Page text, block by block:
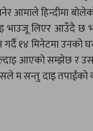
हिन्दीमा बोलेको
लिएर आउँदै छ
१४ मिनेटमा उनको
आएको सम्झेछ र
म सन्तु दाइ तपाईंको